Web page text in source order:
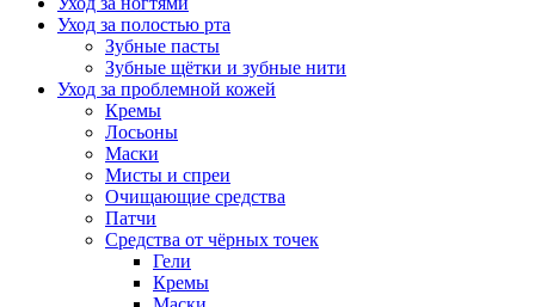
Уход за полостью рта
Зубные пасты
Зубные щётки и зубные нити
Уход за проблемной кожей
Кремы
Лосьоны
Маски
Мисты и спреи
Очищающие средства
Патчи
Средства от чёрных точек
Гели
Кремы